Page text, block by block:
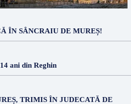
ÎN SÂNCRAIU DE MUREȘ!
ani din Reghin
TRIMIS ÎN JUDECATĂ DE